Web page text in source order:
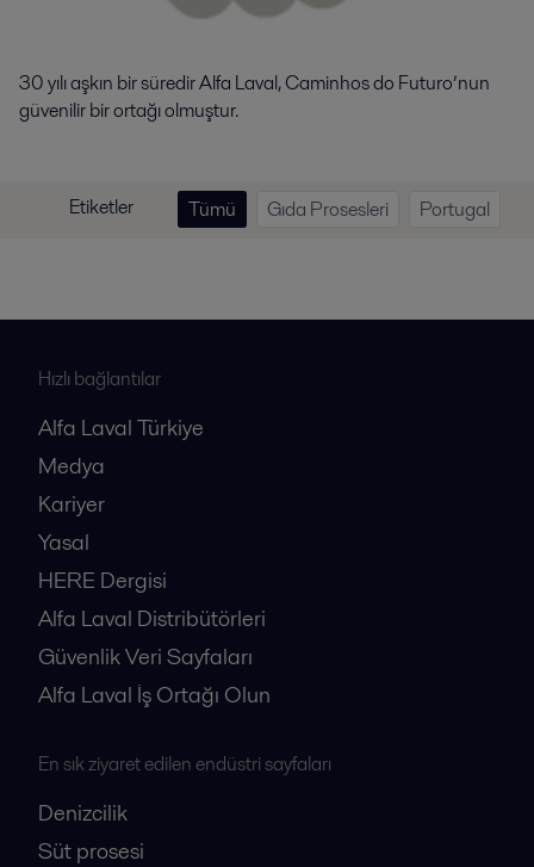
30 yılı aşkın bir süredir Alfa Laval, Caminhos do Futuro’nun
güvenilir bir ortağı olmuştur.
Etiketler Tümü Gıda Prosesleri Portugal
Hızlı bağlantılar
Alfa Laval Türkiye
Medya
Kariyer
Yasal
HERE Dergisi
Alfa Laval Distribütörleri
Güvenlik Veri Sayfaları
Alfa Laval İş Ortağı Olun
En sık ziyaret edilen endüstri sayfaları
Denizcilik
Süt prosesi